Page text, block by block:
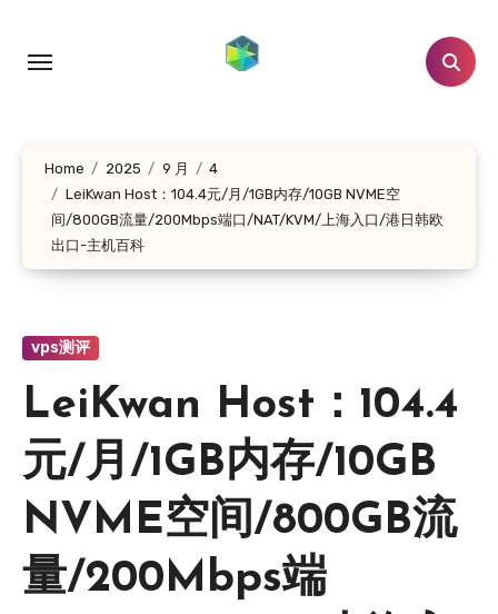
Home 2025 9 月
4
LeiKwan Host：104.4元/月/1GB内存/10GB NVME空
间/800GB流量/200Mbps端口/NAT/KVM/上海入口/港日韩欧
出口-主机百科
vps测评
LeiKwan Host：104.4
元/月/1GB内存/10GB
NVME空间/800GB流
量/200Mbps端